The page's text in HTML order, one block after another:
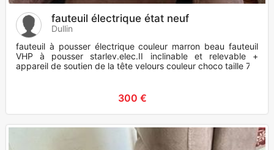
fauteuil électrique état neuf
Dullin
fauteuil à pousser électrique couleur marron beau fauteuil
VHP à pousser starlev.elec.II inclinable et relevable +
appareil de soutien de la tête velours couleur choco taille 7 l
300 €